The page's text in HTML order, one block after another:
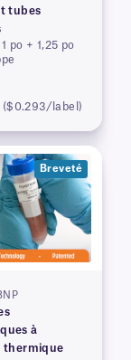
tubes
po + 1,25 po
($0.293/label)
Breveté
à
thermique